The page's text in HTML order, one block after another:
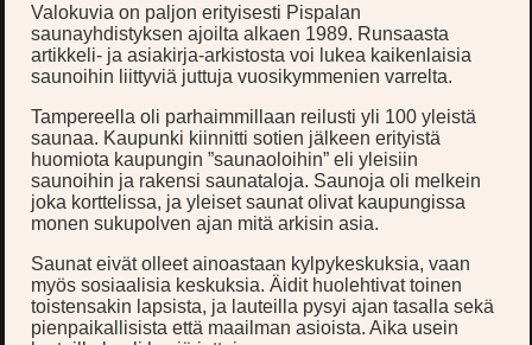
Valokuvia on paljon erityisesti Pispalan
saunayhdistyksen ajoilta alkaen 1989. Runsaasta
artikkeli- ja asiakirja-arkistosta voi lukea kaikenlaisia
saunoihin liittyviä juttuja vuosikymmenien varrelta.
Tampereella oli parhaimmillaan reilusti yli 100 yleistä
saunaa. Kaupunki kiinnitti sotien jälkeen erityistä
huomiota kaupungin ”saunaoloihin” eli yleisiin
saunoihin ja rakensi saunataloja. Saunoja oli melkein
joka korttelissa, ja yleiset saunat olivat kaupungissa
monen sukupolven ajan mitä arkisin asia.
Saunat eivät olleet ainoastaan kylpykeskuksia, vaan
myös sosiaalisia keskuksia. Äidit huolehtivat toinen
toistensakin lapsista, ja lauteilla pysyi ajan tasalla sekä
pienpaikallisista että maailman asioista. Aika usein